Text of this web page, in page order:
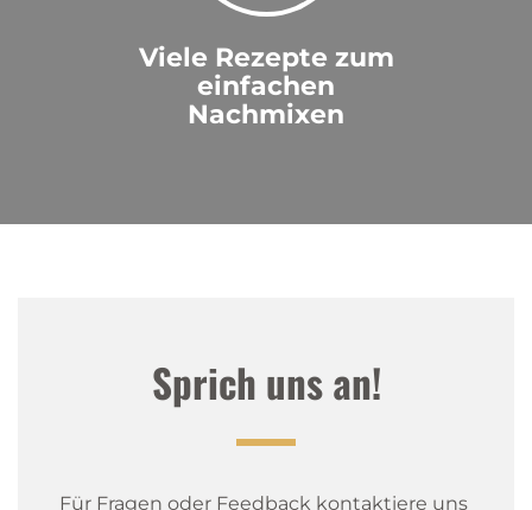
Viele Rezepte zum
einfachen
Nachmixen
Sprich uns an!
Für Fragen oder Feedback kontaktiere uns